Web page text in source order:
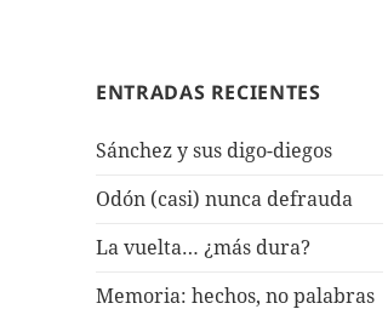
ENTRADAS RECIENTES
Sánchez y sus digo-diegos
Odón (casi) nunca defrauda
La vuelta… ¿más dura?
Memoria: hechos, no palabras